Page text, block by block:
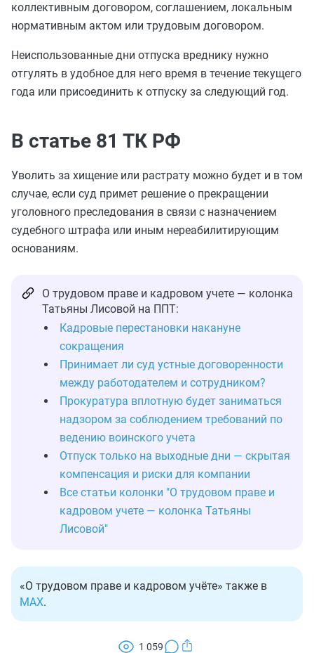
коллективным договором, соглашением, локальным
нормативным актом или трудовым договором.
Неиспользованные дни отпуска вреднику нужно
отгулять в удобное для него время в течение текущего
года или присоединить к отпуску за следующий год.
В статье 81 ТК РФ
Уволить за хищение или растрату можно будет и в том
случае, если суд примет решение о прекращении
уголовного преследования в связи с назначением
судебного штрафа или иным нереабилитирующим
основаниям.
О трудовом праве и кадровом учете — колонка
Татьяны Лисовой на ППТ:
Кадровые перестановки накануне
сокращения
Принимает ли суд устные договоренности
между работодателем и сотрудником?
Прокуратура вплотную будет заниматься
надзором за соблюдением требований по
ведению воинского учета
Отпуск только на выходные дни — скрытая
компенсация и риски для компании
Все статьи колонки "О трудовом праве и
кадровом учете — колонка Татьяны
Лисовой"
«О трудовом праве и кадровом учёте» также в
MAX.
1 059